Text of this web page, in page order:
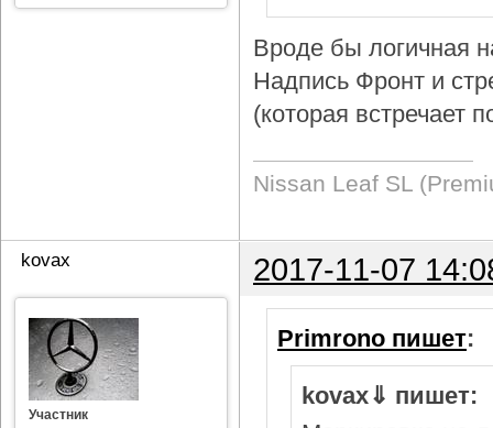
Вроде бы логичная
Надпись Фронт и
(которая встречает
Nissan Leaf SL
kovax 2017-11-07
Участник
Primrono пишет:
kovax⇓ пишет: